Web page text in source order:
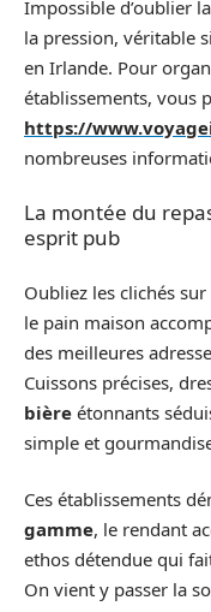
Impossible d’oublier
la pression, véritable
en Irlande. Pour
établissements, vous
https://
nombreuses
La montée du
esprit pub
Oubliez les clichés
le pain maison
des meilleures
Cuissons précises,
bière étonnants
simple et
Ces établissements
gamme, le rendant
ethos détendue qui
On vient y passer la